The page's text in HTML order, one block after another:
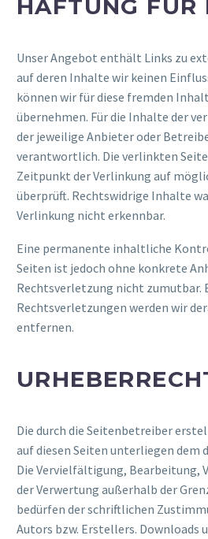
HAFTUNG FÜR
Unser Angebot enthält Links zu
auf deren Inhalte wir keinen
können wir für diese fremden
übernehmen. Für die Inhalte der
der jeweilige Anbieter oder
verantwortlich. Die verlinkten
Zeitpunkt der Verlinkung auf
überprüft. Rechtswidrige Inhalte
Verlinkung nicht erkennbar.
Eine permanente inhaltliche
Seiten ist jedoch ohne konkrete
Rechtsverletzung nicht zumutbar.
Rechtsverletzungen werden wir
entfernen.
Die durch die Seitenbetreiber
auf diesen Seiten unterliegen dem
Die Vervielfältigung, Bearbeitung,
der Verwertung außerhalb der
bedürfen der schriftlichen
Autors bzw. Erstellers. Downloads